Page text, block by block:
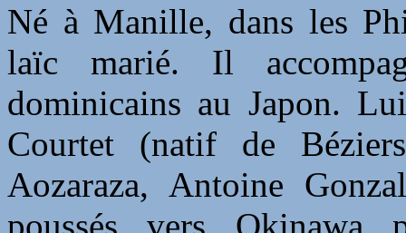
Né à Manille, dans les
laïc marié. Il
dominicains au Japon.
Courtet (natif de
Aozaraza, Antoine
poussés vers Okinawa